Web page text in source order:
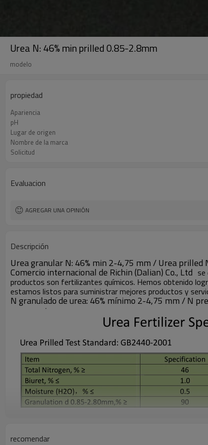
Urea N: 46% min prilled 0.85-2.8mm
modelo
propiedad
Apariencia
pH
Lugar de origen
Nombre de la marca
Solicitud
Evaluacion
AGREGAR UNA OPINIÓN
Descripción
Urea granular N: 46% min 2-4,75 mm / Urea prilled
Comercio internacional de Richin (Dalian) Co., Ltd
productos son fertilizantes químicos. Hemos obtenido
estamos listos para suministrar mejores productos y
N granulado de urea: 46% mínimo 2-4,75 mm / N
recomendar